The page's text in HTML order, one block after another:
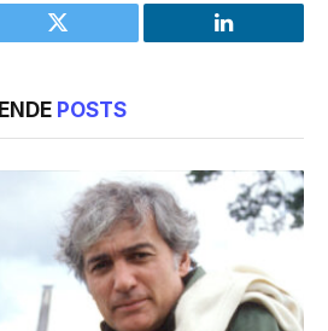
Twitter LinkedIn
POSTS